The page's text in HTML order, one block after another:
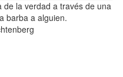
de la verdad a través de una
barba a alguien.